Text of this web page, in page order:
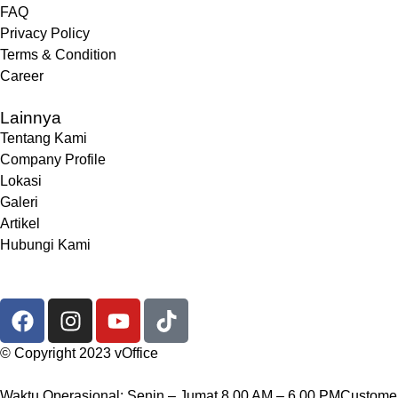
FAQ
Privacy Policy
Terms & Condition
Career
Lainnya
Tentang Kami
Company Profile
Lokasi
Galeri
Artikel
Hubungi Kami
© Copyright 2023 vOffice